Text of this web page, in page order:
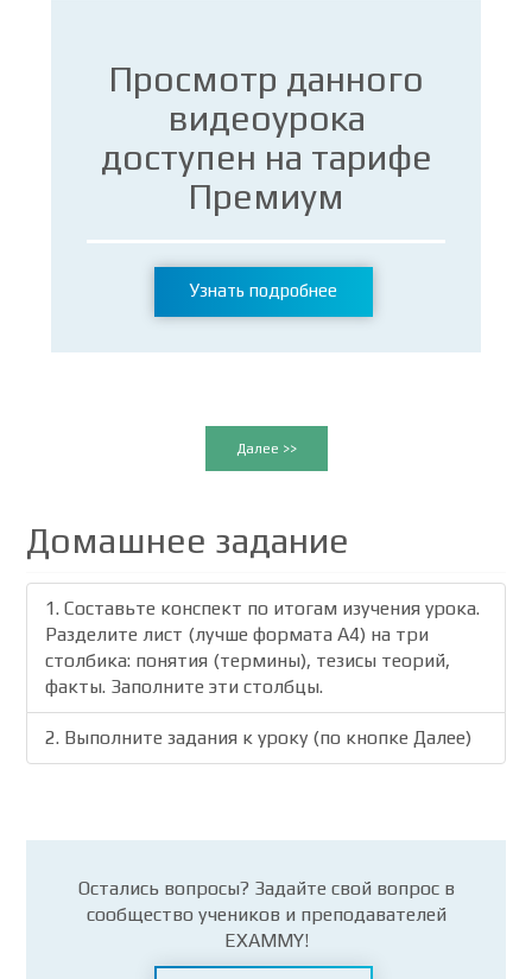
Просмотр данного
видеоурока
доступен на тарифе
Премиум
Узнать подробнее
Далее >>
Домашнее задание
1. Составьте конспект по итогам изучения урока.
Разделите лист (лучше формата А4) на три
столбика: понятия (термины), тезисы теорий,
факты. Заполните эти столбцы.
2. Выполните задания к уроку (по кнопке Далее)
Остались вопросы? Задайте свой вопрос в
сообщество учеников и преподавателей
EXAMMY!